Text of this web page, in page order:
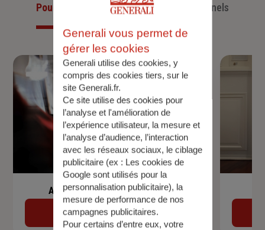
Pour les particuliersPour les professionnels
Assurance de prêt immobilier
Découvrir
Generali vous permet de
gérer les cookies
Generali utilise des cookies, y
compris des cookies tiers, sur le
site Generali.fr.
Ce site utilise des cookies pour
l’analyse et l'amélioration de
l’expérience utilisateur, la mesure et
l’analyse d’audience, l’interaction
avec les réseaux sociaux, le ciblage
publicitaire (ex : Les cookies de
Google sont utilisés pour la
personnalisation publicitaire), la
mesure de performance de nos
campagnes publicitaires.
Pour certains d’entre eux, votre